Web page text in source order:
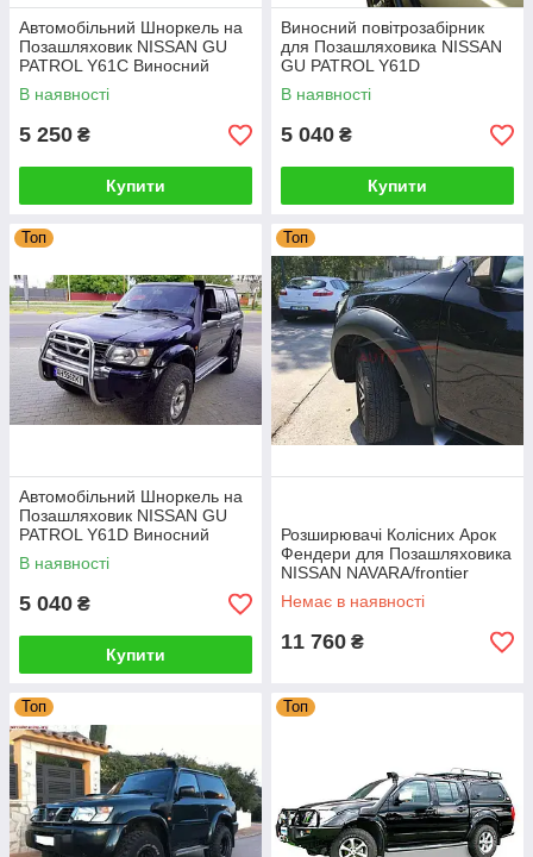
Автомобільний Шноркель на
Позашляховик NISSAN GU
PATROL Y61C Виносний
Повітророзбірник для
Позашляховика
В наявності
5 250 ₴
Купити
Виносний повітрозабірник
для Позашляховика NISSAN
GU PATROL Y61D
Автомобільний Шноркель на
Позашляховик
В наявності
5 040 ₴
Купити
Топ
Автомобільний Шноркель на
Позашляховик NISSAN GU
PATROL Y61D Виносний
Повітророзбірник для
Позашляховика
В наявності
5 040 ₴
Купити
Топ
Розширювачі Колісних Арок
Фендери для Позашляховика
NISSAN NAVARA/frontier
2005-2012
Немає в наявності
11 760 ₴
Топ Топ